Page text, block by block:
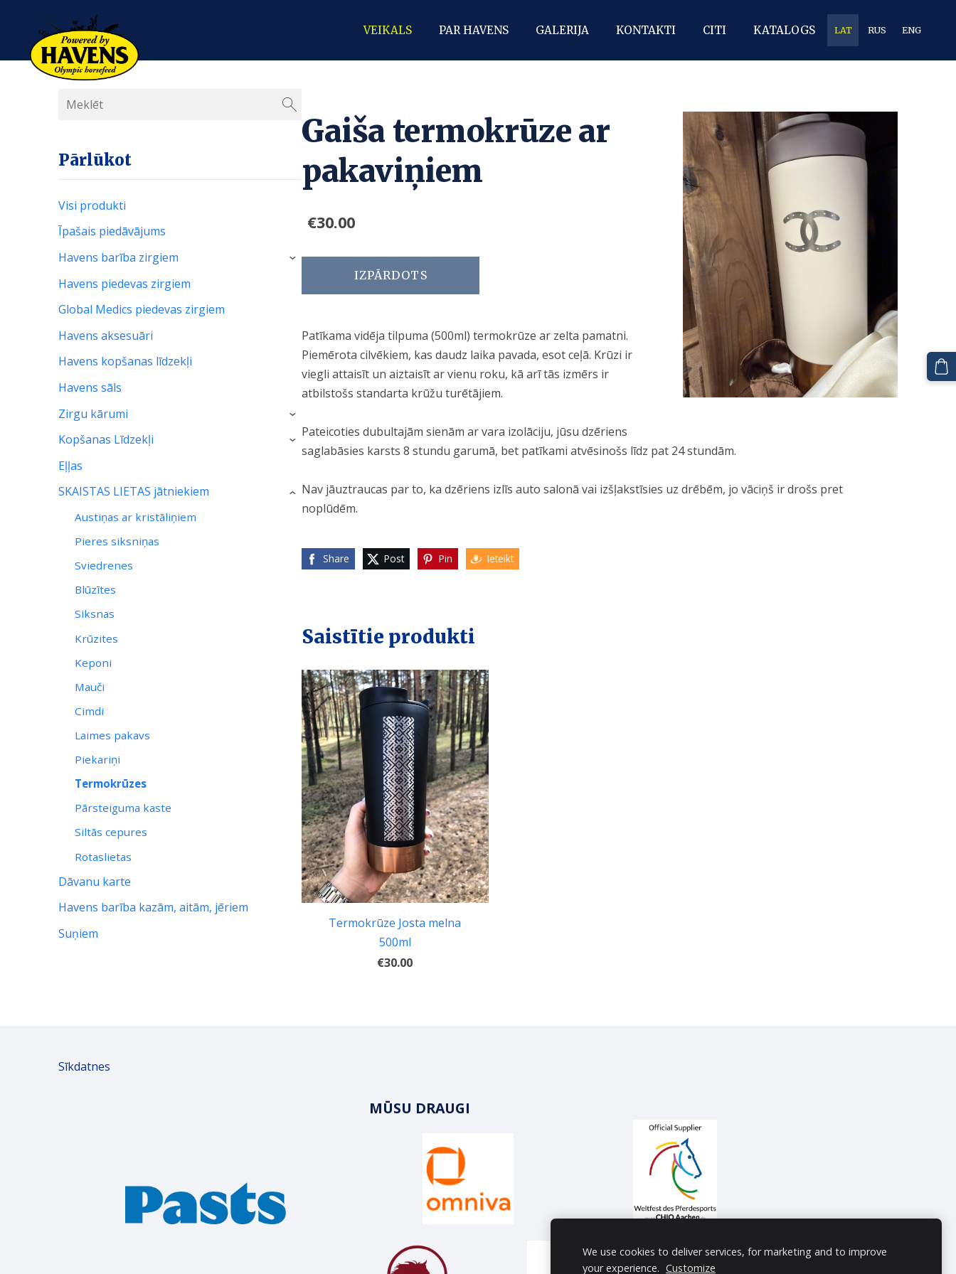
VEIKALS PAR HAVENS GALERIJA KONTAKTI CITI KATALOGS LAT RUS ENG
Pārlūkot
Visi produkti
Īpašais piedāvājums
Havens barība zirgiem
›
Havens piedevas zirgiem
Global Medics piedevas zirgiem
Havens aksesuāri
Havens kopšanas līdzekļi
Havens sāls
Zirgu kārumi
›
Kopšanas Līdzekļi ›
Eļļas
SKAISTAS LIETAS jātniekiem
Austiņas ar kristāliņiem
Pieres siksniņas
Sviedrenes
Blūzītes
Siksnas
Krūzites
Keponi
Mauči
Cimdi
Laimes pakavs
Piekariņi
Termokrūzes
Pārsteiguma kaste
Siltās cepures
Rotaslietas
›
Dāvanu karte
Havens barība kazām, aitām, jēriem
Suņiem
Gaiša termokrūze ar
pakaviņiem
€30.00
IZPĀRDOTS
Patīkama vidēja tilpuma (500ml) termokrūze ar zelta pamatni.
Piemērota cilvēkiem, kas daudz laika pavada, esot ceļā. Krūzi ir
viegli attaisīt un aiztaisīt ar vienu roku, kā arī tās izmērs ir
atbilstošs standarta krūžu turētājiem.
Pateicoties dubultajām sienām ar vara izolāciju, jūsu dzēriens
saglabāsies karsts 8 stundu garumā, bet patīkami atvēsinošs līdz pat 24 stundām.
Nav jāuztraucas par to, ka dzēriens izlīs auto salonā vai izšļakstīsies uz drēbēm, jo vāciņš ir drošs pret
noplūdēm.
Share Post Pin Ieteikt
Saistītie produkti
Termokrūze Josta melna
500ml
€30.00
Sīkdatnes
MŪSU DRAUGI
We use cookies to deliver services, for marketing and to improve
your experience. Customize